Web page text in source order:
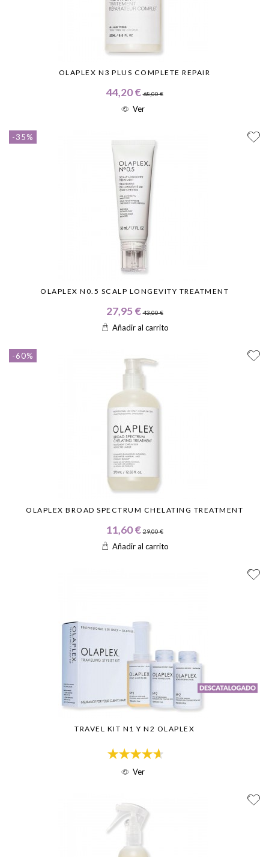
OLAPLEX N3 PLUS COMPLETE REPAIR
44,20 € 68,00 €
Ver
-35%
OLAPLEX N0.5 SCALP LONGEVITY TREATMENT
27,95 € 43,00 €
Añadir al carrito
-60%
OLAPLEX BROAD SPECTRUM CHELATING TREATMENT
11,60 € 29,00 €
Añadir al carrito
TRAVEL KIT N1 Y N2 OLAPLEX
Ver